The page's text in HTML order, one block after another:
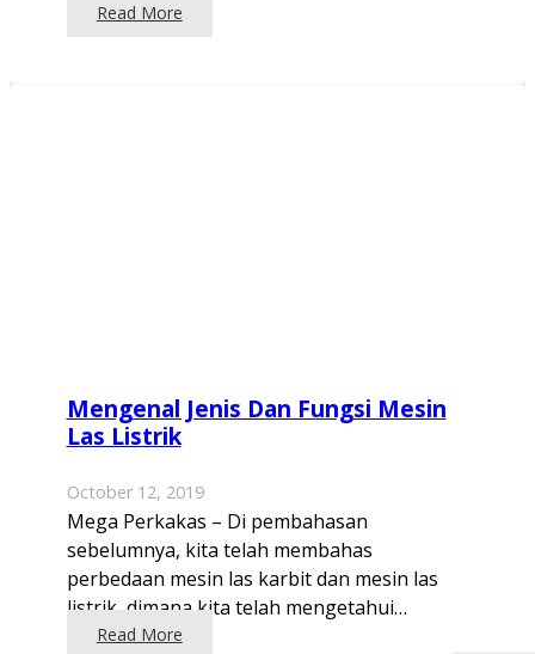
Read More
Mengenal Jenis Dan Fungsi Mesin
Las Listrik
October 12, 2019
Mega Perkakas – Di pembahasan
sebelumnya, kita telah membahas
perbedaan mesin las karbit dan mesin las
listrik, dimana kita telah mengetahui…
Read More